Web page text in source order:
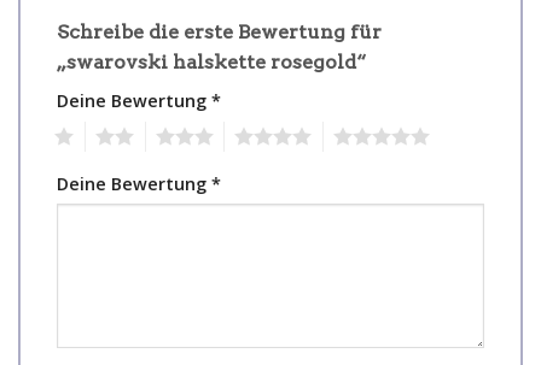
Schreibe die erste Bewertung für
„swarovski halskette rosegold“
Deine Bewertung *
Deine Bewertung *